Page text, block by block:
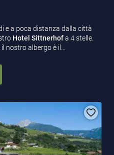
e a poca distanza dalla città
Hotel Sittnerhofa 4 stelle.
nostro albergo è il…